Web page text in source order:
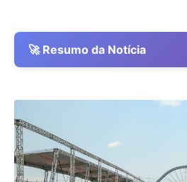
🚀 Resumo da Notícia